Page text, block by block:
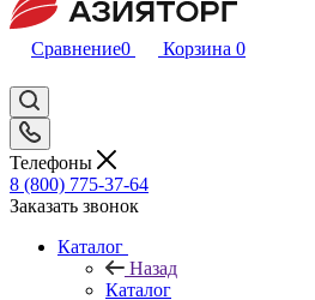
Сравнение0 Корзина 0
Телефоны
8 (800) 775-37-64
Заказать звонок
Каталог
Назад
Каталог